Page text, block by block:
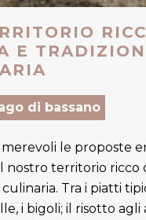
E
di bassano
le proposte
nostro territorio ricco
Tra i piatti
i bigoli; il risotto agli